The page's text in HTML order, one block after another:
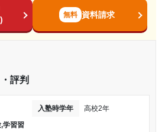
ることが出来た。 また、苦手だっ
、赤点を回避することが出来たか
11月(1年)
ありやはり値段は高い。母子家庭でそ
たため、1教科（たまに2教科）しか
1回のコースでも十分だった。担当の
に合ったカリキュラムであるため理
無料 資料請求
評判
入塾時学年 高校2年
学習習